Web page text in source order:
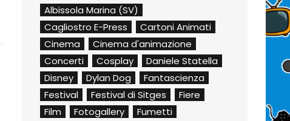
Albissola Marina (SV)
Cagliostro E-Press
Cartoni Animati
Cinema
Cinema d'animazione
Concerti
Cosplay
Daniele Statella
Disney
Dylan Dog
Fantascienza
Festival
Festival di Sitges
Fiere
Film
Fotogallery
Fumetti